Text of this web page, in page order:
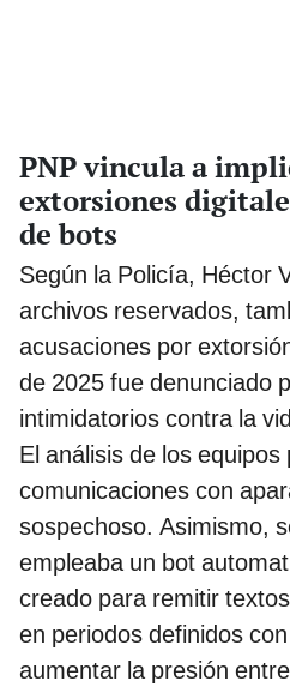
PNP vincula a
extorsiones
de bots
Según la Policía, Héctor
archivos reservados,
acusaciones por
de 2025 fue denunciado
intimidatorios contra la
El análisis de los
comunicaciones con
sospechoso. Asimismo,
empleaba un bot
creado para remitir
en periodos definidos
aumentar la presión